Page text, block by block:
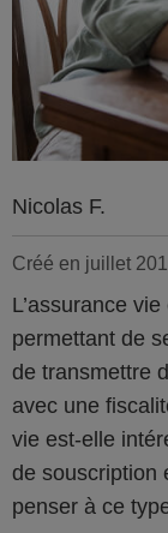
Nicolas F.
Créé en juillet
L’assurance
permettant de
de transmettre
avec une
vie est-elle
de souscription
penser à ce